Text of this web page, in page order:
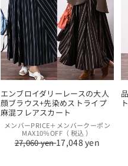
エンブロイダリーレースの大人
顔ブラウス+先染めストライプ
麻混フレアスカート
通
常
価
セ
ー
ル
メンバーPRICE＋メンバークーポン
MAX10％OFF（ 税込 ）
27,060 yen17,048 yen